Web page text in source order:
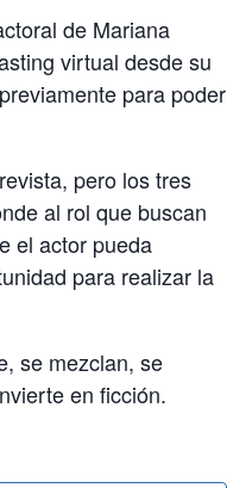
de Mariana
virtual desde su
para poder
pero los tres
al rol que buscan
el actor pueda
para realizar la
se mezclan, se
en ficción.